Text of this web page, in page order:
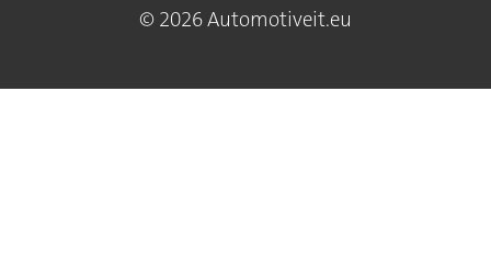
© 2026 Automotiveit.eu